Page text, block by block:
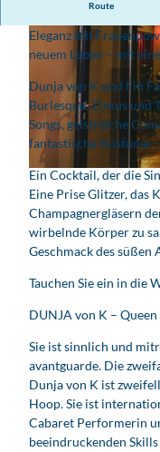
© Central Kabarett
© Exclusiv Events Leipzig
Route
Eleganz mit
neuem Leben – mit
Dunja von K und Fifi
Burlesque, Zirkus und
Songs, geistreiche
fantastische Kostüme
Ein Cocktail, der die
Eine Prise Glitzer, das
Champagnergläsern
wirbelnde Körper zu
Geschmack des süßen
Tauchen Sie ein in die
DUNJA von K –
Sie ist sinnlich und
avantguarde. Die
Dunja von K ist
Hoop. Sie ist
Cabaret Performerin
beeindruckenden